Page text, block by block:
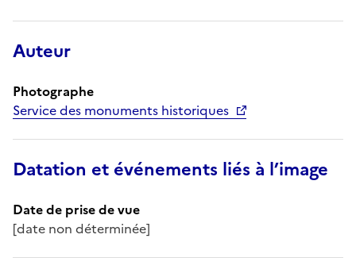
Auteur
Photographe
Service des monuments historiques
Datation et événements liés à l’image
Date de prise de vue
[date non déterminée]